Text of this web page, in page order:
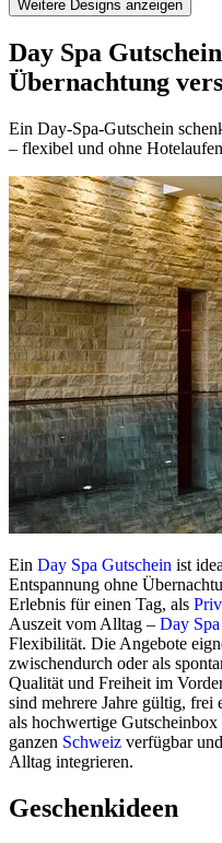
Weitere Designs anzeigen
Day Spa
Übernachtung
Ein Day-Spa-Gutschein
– flexibel und ohne
Ein Day Spa Gutschein ist
Entspannung ohne
Erlebnis für einen Tag, als
Auszeit vom Alltag – Day Spa
Flexibilität. Die Angebote
zwischendurch oder als
Qualität und Freiheit im
sind mehrere Jahre gültig, frei
als hochwertige
ganzen Schweiz verfügbar
Alltag integrieren.
Geschenkideen